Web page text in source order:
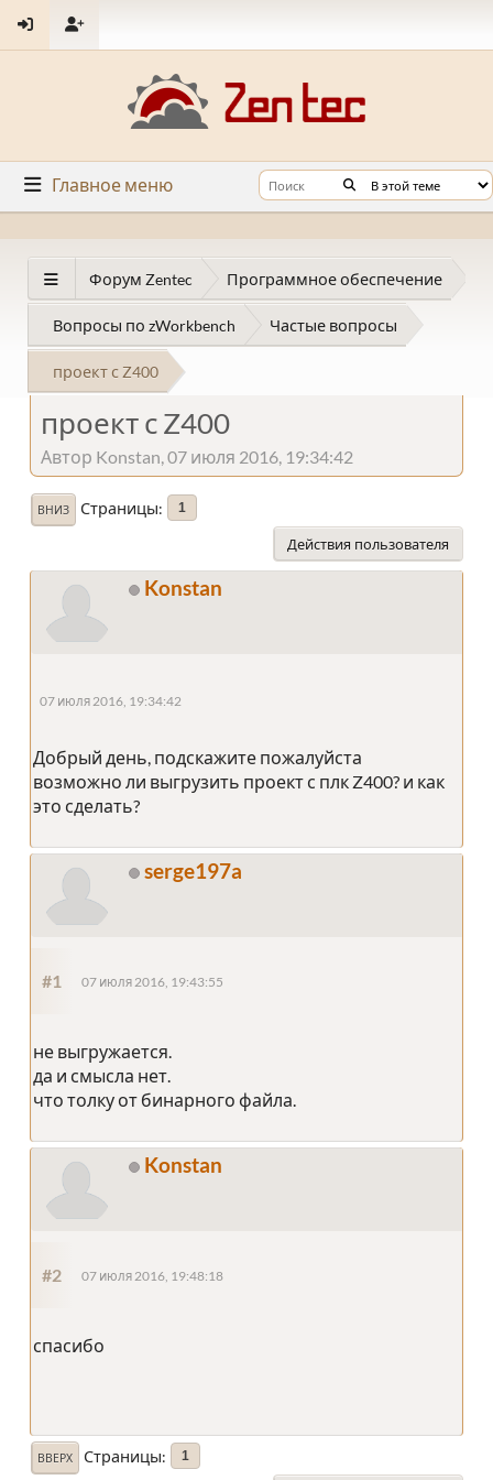
Главное меню
Форум Zentec Программное обеспечение
Вопросы по zWorkbench Частые вопросы
проект с Z400
проект с Z400
Автор Konstan, 07 июля 2016, 19:34:42
ВНИЗ Страницы 1
Действия пользователя
Konstan
07 июля 2016, 19:34:42
Добрый день, подскажите пожалуйста
возможно ли выгрузить проект с плк Z400? и как
это сделать?
serge197a
#1 07 июля 2016, 19:43:55
не выгружается.
да и смысла нет.
что толку от бинарного файла.
Konstan
#2 07 июля 2016, 19:48:18
спасибо
ВВЕРХ Страницы 1